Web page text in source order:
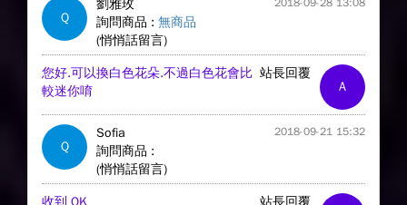
Q
劉雅玫 2018-09-28 13:08
詢問商品 : 無商品
(悄悄話留言)
A
站長回覆
您好.可以換白色花朵.不過白色花會比
較迷你唷
Q
Sofia 2018-09-21 15:32
詢問商品 :
(悄悄話留言)
站長回覆
收到 OK